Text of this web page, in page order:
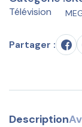
Télévision
Partager :
Description